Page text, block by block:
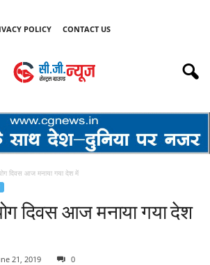
POLICY CONTACT US
दिवस आज मनाया गया देश में
दिवस आज मनाया गया देश
21, 2019 0